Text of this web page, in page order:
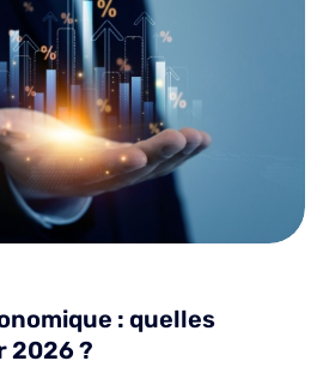
: quelles
2026 ?